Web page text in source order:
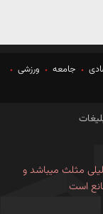
جامعه
ورزشی
مثلث میباشد و
است